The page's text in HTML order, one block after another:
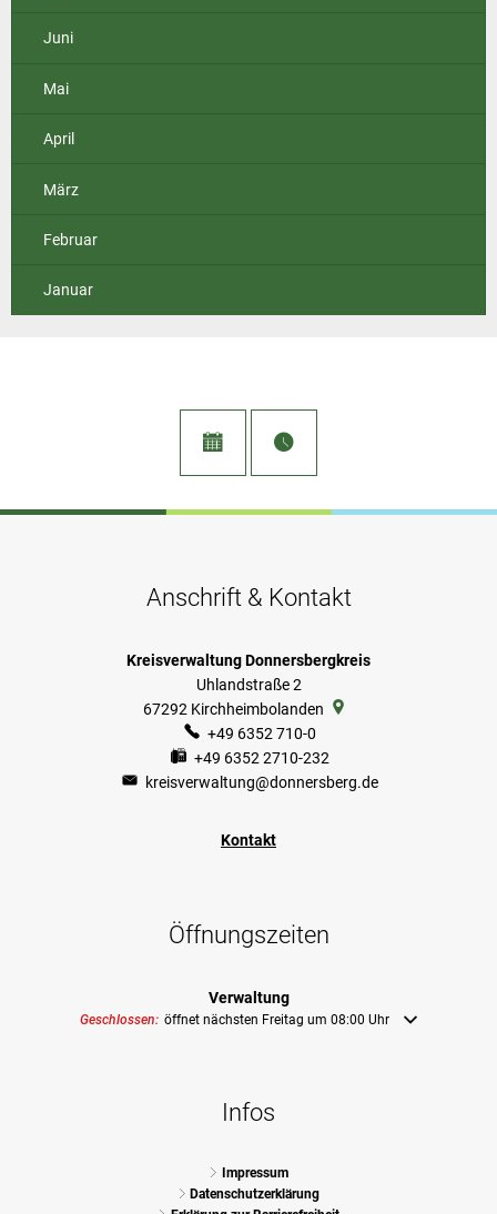
Juni
Mai
April
März
Februar
Januar
Anschrift & Kontakt
Kreisverwaltung Donnersbergkreis
Uhlandstraße 2
67292 Kirchheimbolanden
+49 6352 710-0
+49 6352 2710-232
kreisverwaltung@donnersberg.de
Kontakt
Öffnungszeiten
Verwaltung
Klicken, um weitere Öffnungs- oder Schließzeiten auszublenden
Geschlossen: öffnet nächsten Freitag um 08:00 Uhr
Infos
Impressum
Datenschutzerklärung